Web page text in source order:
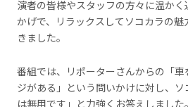
演者の皆様やスタッフの方々に温か
かげで、リラックスしてソコカラの
きました。
番組では、リポーターさんからの「
ジがある」という問いかけに対し、
は無用です」と力強くお答えしました。